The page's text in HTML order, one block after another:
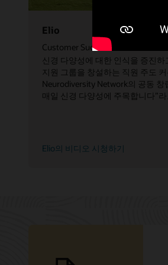
Elio
Customer Success Director
신경 다양성에 대한 인식을 증진
지원 그룹을 창설하는 직원 주도
Neurodiversity Network의 공동 창
매일 신경 다양성에 주목합니다”
Elio의 비디오 시청하기